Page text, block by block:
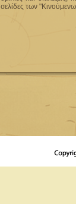
σελίδες των